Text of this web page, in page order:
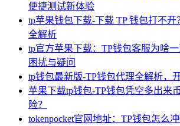
便捷测试新体验
tp苹果钱包下载-下载 TP 钱包打不
全解析
tp官方苹果下载：TP钱包客服为啥
困扰与疑问
tp钱包最新版-TP钱包代理全解析，
苹果下载tp钱包-TP钱包凭空多出来
险？
tokenpocket官网地址：TP钱包怎么